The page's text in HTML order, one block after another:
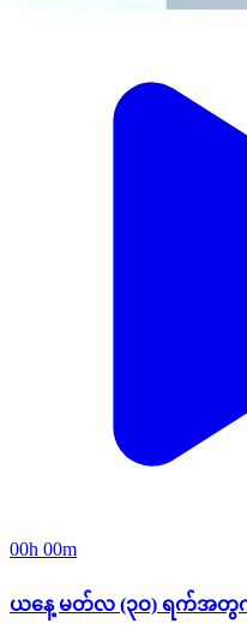
00h 00m
ယနေ့ မတ်လ (၃ဝ) ရက်အတွက်